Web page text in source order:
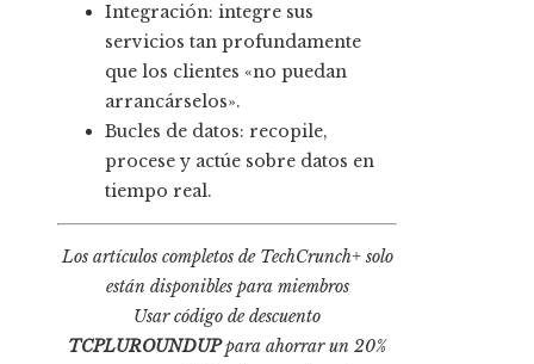
Integración: integre sus
servicios tan profundamente
que los clientes «no puedan
arrancárselos».
Bucles de datos: recopile,
procese y actúe sobre datos en
tiempo real.
Los artículos completos de TechCrunch+ solo
están disponibles para miembros
Usar código de descuento
TCPLUROUNDUPpara ahorrar un 20%